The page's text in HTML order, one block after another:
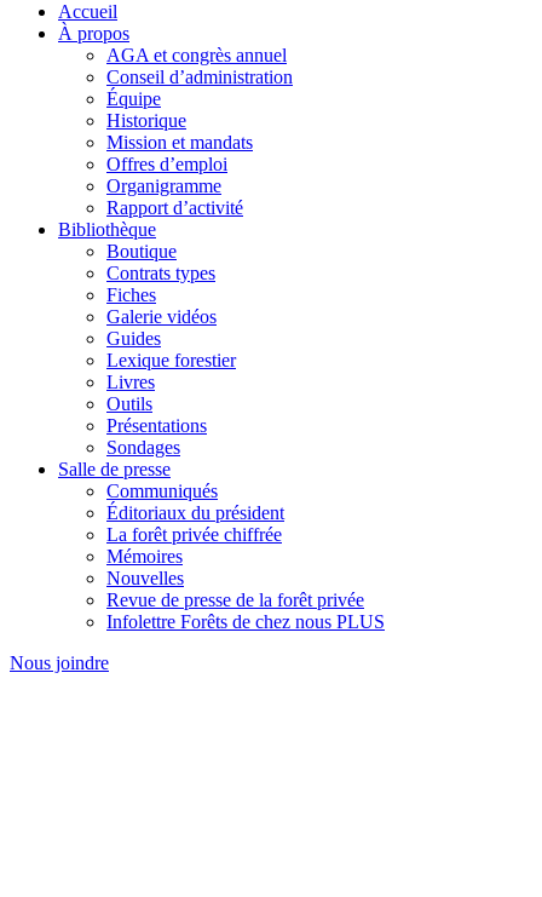
Accueil
À propos
AGA et congrès annuel
Conseil d’administration
Équipe
Historique
Mission et mandats
Offres d’emploi
Organigramme
Rapport d’activité
Bibliothèque
Boutique
Contrats types
Fiches
Galerie vidéos
Guides
Lexique forestier
Livres
Outils
Présentations
Sondages
Salle de presse
Communiqués
Éditoriaux du président
La forêt privée chiffrée
Mémoires
Nouvelles
Revue de presse de la forêt privée
Infolettre Forêts de chez nous PLUS
Nous joindre